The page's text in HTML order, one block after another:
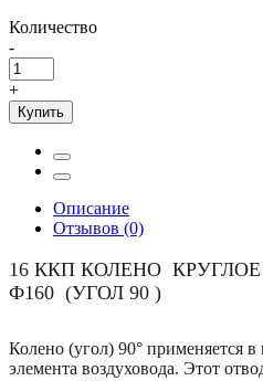
Количество
-
+
Купить
Описание
Отзывов (0)
16 ККП КОЛЕНО
Ф160 (УГОЛ 90 )
Колено (угол) 90° применяется в
элемента воздуховода. Этот